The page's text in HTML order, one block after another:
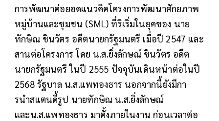
การพัฒนาต่อยอดแนวคิดโครงการพัฒนาศักยภาพ
หมู่บ้านและชุมชน (SML) ที่ริเริ่มในยุคของ นาย
ทักษิณ ชินวัตร อดีตนายกรัฐมนตรี เมื่อปี 2547 และ
สานต่อโครงการ โดย น.ส.ยิ่งลักษณ์ ชินวัตร อดีต
นายกรัฐมนตรี ในปี 2555 ปัจจุบันเดินหน้าต่อในปี
2568 รัฐบาล น.ส.แพทองธาร นอกจากนี้ยังมีกา
รนำสแตนดี้รูป นายทักษิณ น.ส.ยิ่งลักษณ์
และน.ส.แพทองธาร มาตั้งภายในงาน ก่อนเวลาต่อ